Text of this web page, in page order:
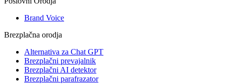
Brand Voice
Brezplačna orodja
Alternativa za Chat GPT
Brezplačni prevajalnik
Brezplačni AI detektor
Brezplačni parafrazator